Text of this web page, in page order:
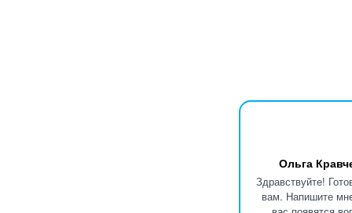
Ольга
Здравствуйте!
вам. Напишите